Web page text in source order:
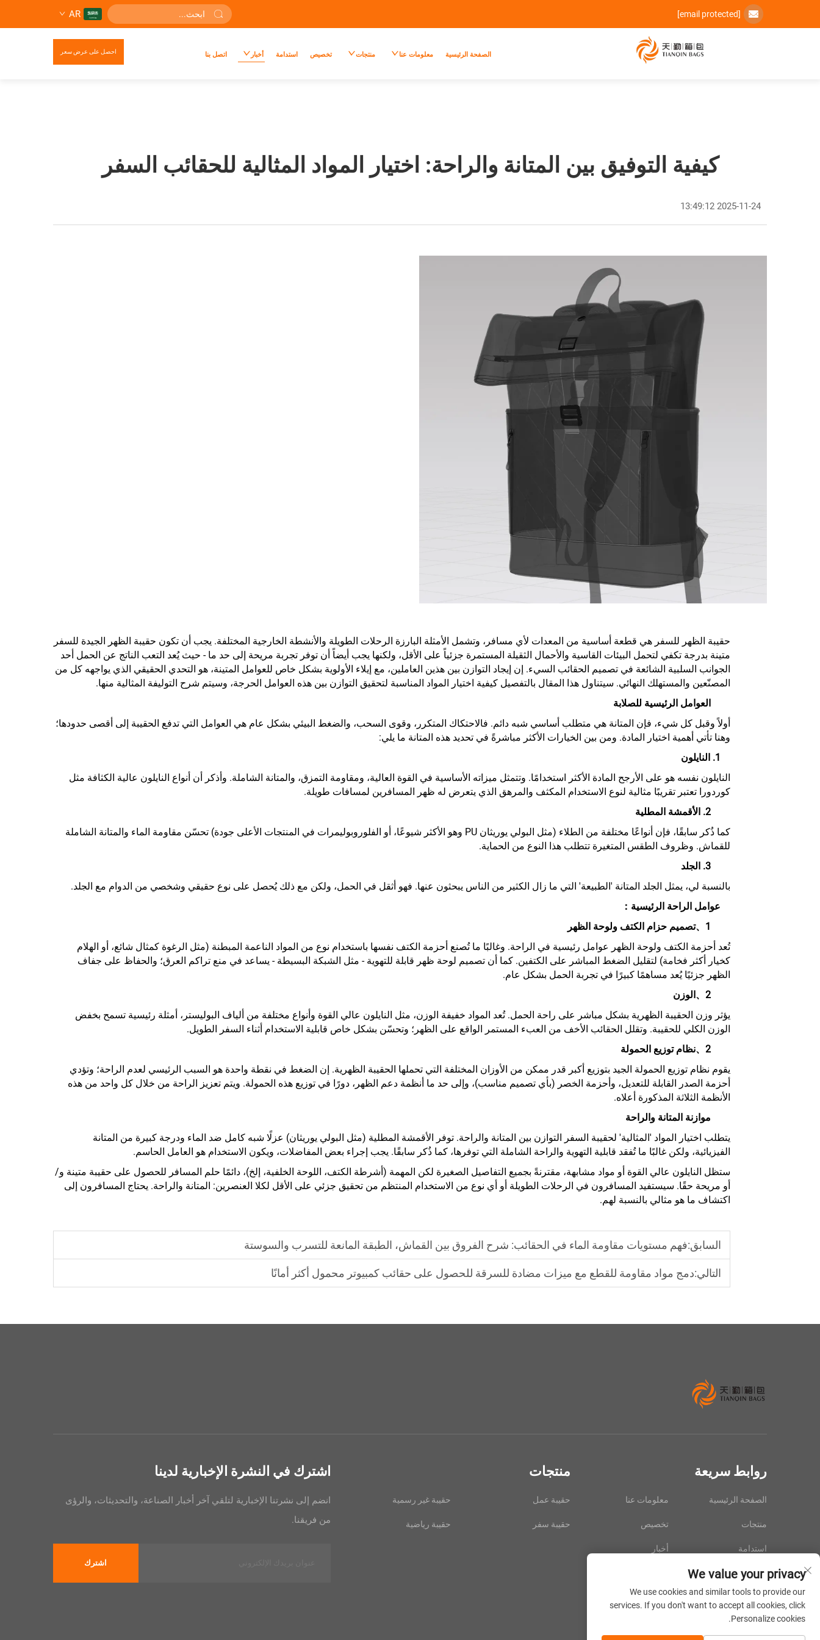
[email protected]
AR
الصفحة الرئيسية معلومات عنا منتجات تخصيص استدامة أخبار اتصل بنا احصل على عرض سعر
كيفية التوفيق بين المتانة والراحة: اختيار المواد المثالية للحقائب السفر
2025-11-24 13:49:12
حقيبة الظهر للسفر هي قطعة أساسية من المعدات لأي مسافر، وتشمل الأمثلة البارزة الرحلات الطويلة والأنشطة الخارجية المختلفة. يجب أن تكون حقيبة الظهر الجيدة للسفر
متينة بدرجة تكفي لتحمل البيئات القاسية والأحمال الثقيلة المستمرة جزئياً على الأقل، ولكنها يجب أيضاً أن توفر تجربة مريحة إلى حد ما - حيث يُعد التعب الناتج عن الحمل أحد
الجوانب السلبية الشائعة في تصميم الحقائب السيء. إن إيجاد التوازن بين هذين العاملين، مع إيلاء الأولوية بشكل خاص للعوامل المتينة، هو التحدي الحقيقي الذي يواجهه كل من
المصنّعين والمستهلك النهائي. سيتناول هذا المقال بالتفصيل كيفية اختيار المواد المناسبة لتحقيق التوازن بين هذه العوامل الحرجة، وسيتم شرح التوليفة المثالية منها.
العوامل الرئيسية للصلابة
أولاً وقبل كل شيء، فإن المتانة هي متطلب أساسي شبه دائم. فالاحتكاك المتكرر، وقوى السحب، والضغط البيئي بشكل عام هي العوامل التي تدفع الحقيبة إلى أقصى حدودها؛
وهنا تأتي أهمية اختيار المادة. ومن بين الخيارات الأكثر مباشرةً في تحديد هذه المتانة ما يلي:
1. النايلون
النايلون نفسه هو على الأرجح المادة الأكثر استخدامًا. وتتمثل ميزاته الأساسية في القوة العالية، ومقاومة التمزق، والمتانة الشاملة. وأذكر أن أنواع النايلون عالية الكثافة مثل
كوردورا تعتبر تقريبًا مثالية لنوع الاستخدام المكثف والمرهق الذي يتعرض له ظهر المسافرين لمسافات طويلة.
2. الأقمشة المطلية
كما ذُكر سابقًا، فإن أنواعًا مختلفة من الطلاء (مثل البولي يوريثان PU وهو الأكثر شيوعًا، أو الفلوروبوليمرات في المنتجات الأعلى جودة) تحسّن مقاومة الماء والمتانة الشاملة
للقماش. وظروف الطقس المتغيرة تتطلب هذا النوع من الحماية.
3. الجلد
بالنسبة لي، يمثل الجلد المتانة 'الطبيعة' التي ما زال الكثير من الناس يبحثون عنها. فهو أثقل في الحمل، ولكن مع ذلك يُحصل على نوع حقيقي وشخصي من الدوام مع الجلد.
عوامل الراحة الرئيسية：
1、تصميم حزام الكتف ولوحة الظهر
تُعد أحزمة الكتف ولوحة الظهر عوامل رئيسية في الراحة. وغالبًا ما تُصنع أحزمة الكتف نفسها باستخدام نوع من المواد الناعمة المبطنة (مثل الرغوة كمثال شائع، أو الهلام
كخيار أكثر فخامة) لتقليل الضغط المباشر على الكتفين. كما أن تصميم لوحة ظهر قابلة للتهوية - مثل الشبكة البسيطة - يساعد في منع تراكم العرق؛ والحفاظ على جفاف
الظهر جزئيًا يُعد مساهمًا كبيرًا في تجربة الحمل بشكل عام.
2、الوزن
يؤثر وزن الحقيبة الظهرية بشكل مباشر على راحة الحمل. تُعد المواد خفيفة الوزن، مثل النايلون عالي القوة وأنواع مختلفة من ألياف البوليستر، أمثلة رئيسية تسمح بخفض
الوزن الكلي للحقيبة. وتقلل الحقائب الأخف من العبء المستمر الواقع على الظهر؛ وتحسّن بشكل خاص قابلية الاستخدام أثناء السفر الطويل.
2、نظام توزيع الحمولة
يقوم نظام توزيع الحمولة الجيد بتوزيع أكبر قدر ممكن من الأوزان المختلفة التي تحملها الحقيبة الظهرية. إن الضغط في نقطة واحدة هو السبب الرئيسي لعدم الراحة؛ وتؤدي
أحزمة الصدر القابلة للتعديل، وأحزمة الخصر (بأي تصميم مناسب)، وإلى حد ما أنظمة دعم الظهر، دورًا في توزيع هذه الحمولة. ويتم تعزيز الراحة من خلال كل واحد من هذه
الأنظمة الثلاثة المذكورة أعلاه.
موازنة المتانة والراحة
يتطلب اختيار المواد 'المثالية' لحقيبة السفر التوازن بين المتانة والراحة. توفر الأقمشة المطلية (مثل البولي يوريثان) عزلًا شبه كامل ضد الماء ودرجة كبيرة من المتانة
الفيزيائية، ولكن غالبًا ما تُفقد قابلية التهوية والراحة الشاملة التي توفرها، كما ذُكر سابقًا. يجب إجراء بعض المفاضلات، ويكون الاستخدام هو العامل الحاسم.
ستظل النايلون عالي القوة أو مواد مشابهة، مقترنةً بجميع التفاصيل الصغيرة لكن المهمة (أشرطة الكتف، اللوحة الخلفية، إلخ)، دائمًا حلم المسافر للحصول على حقيبة متينة و/
أو مريحة حقًا. سيستفيد المسافرون في الرحلات الطويلة أو أي نوع من الاستخدام المنتظم من تحقيق جزئي على الأقل لكلا العنصرين: المتانة والراحة. يحتاج المسافرون إلى
اكتشاف ما هو مثالي بالنسبة لهم.
السابق:فهم مستويات مقاومة الماء في الحقائب: شرح الفروق بين القماش، الطبقة المانعة للتسرب والسوستة
التالي:دمج مواد مقاومة للقطع مع ميزات مضادة للسرقة للحصول على حقائب كمبيوتر محمول أكثر أمانًا
روابط سريعة
الصفحة الرئيسية معلومات عنا
منتجات تخصيص
استدامة أخبار
اتصل بنا
منتجات
حقيبة عمل حقيبة غير رسمية
حقيبة سفر حقيبة رياضية
اشترك في النشرة الإخبارية لدينا
انضم إلى نشرتنا الإخبارية لتلقي آخر أخبار الصناعة، والتحديثات، والرؤى
من فريقنا.
اشترك
We value your privacy
We use cookies and similar tools to provide our
services. If you don't want to accept all cookies, click
Personalize cookies.